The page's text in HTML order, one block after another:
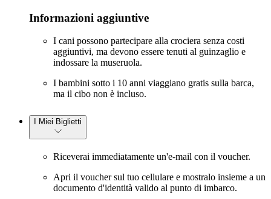
Informazioni aggiuntive
I cani possono partecipare alla crociera senza costi
aggiuntivi, ma devono essere tenuti al guinzaglio e
indossare la museruola.
I bambini sotto i 10 anni viaggiano gratis sulla barca,
ma il cibo non è incluso.
I Miei Biglietti
Riceverai immediatamente un'e-mail con il voucher.
Apri il voucher sul tuo cellulare e mostralo insieme a un
documento d'identità valido al punto di imbarco.